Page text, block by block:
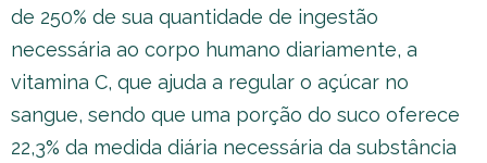
de 250% de sua quantidade de ingestão
necessária ao corpo humano diariamente, a
vitamina C, que ajuda a regular o açúcar no
sangue, sendo que uma porção do suco oferece
22,3% da medida diária necessária da substância